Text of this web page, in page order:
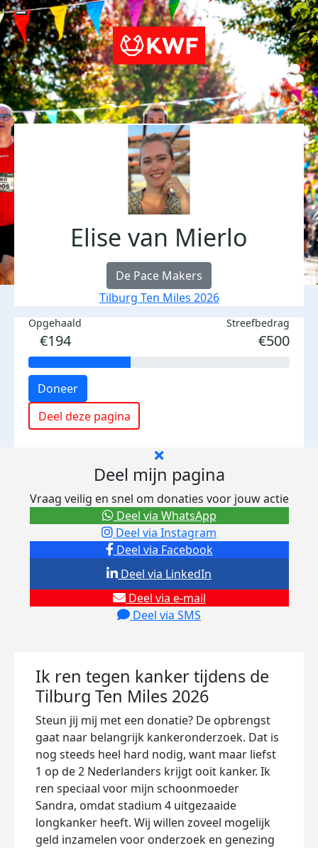
Elise van Mierlo
De Pace Makers
Tilburg Ten Miles 2026
Opgehaald
€194
Streefbedrag
€500
Doneer
Deel deze pagina
Deel mijn pagina
Vraag veilig en snel om donaties voor jouw actie
Deel via Facebook
Deel via Instagram
Deel via e-mail
Deel via SMS
Deel via LinkedIn
Deel via WhatsApp
Ik ren tegen kanker tijdens de
Tilburg Ten Miles 2026
Steun jij mij met een donatie? De opbrengst
gaat naar belangrijk kankeronderzoek. Dat is
nog steeds heel hard nodig, want maar liefst
1 op de 2 Nederlanders krijgt ooit kanker. Ik
ren speciaal voor mijn schoonmoeder
Sandra, omdat stadium 4 uitgezaaide
longkanker heeft. Wij willen zoveel mogelijk
geld inzamelen voor onderzoek en genezing